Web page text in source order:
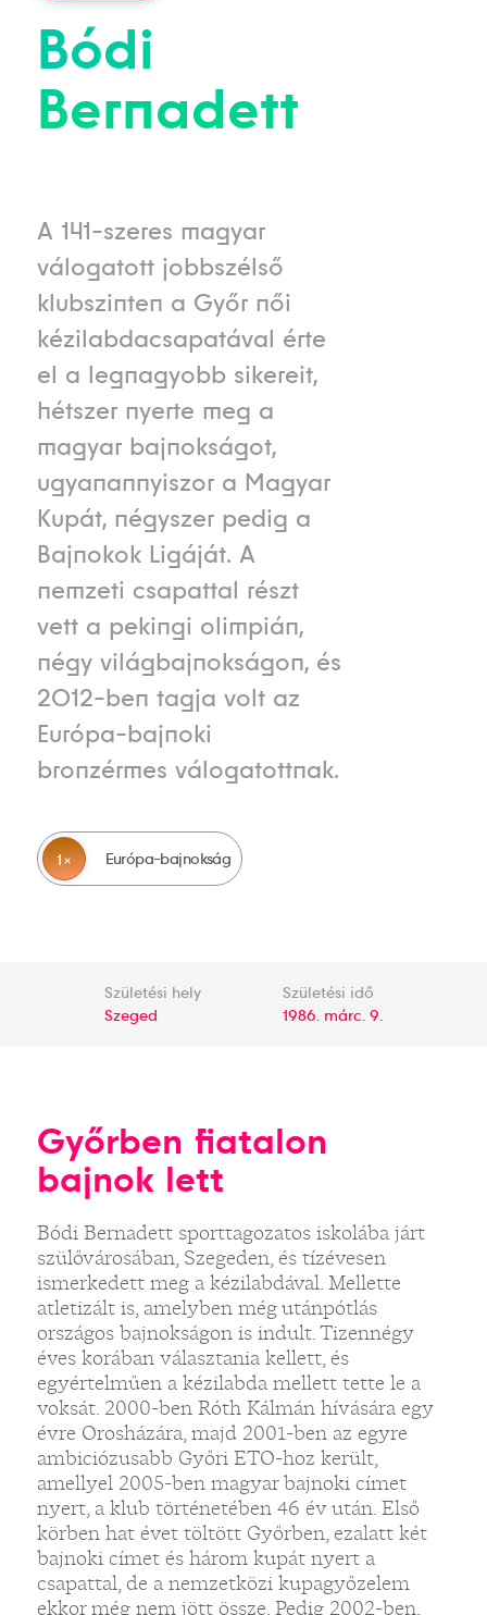
Bódi
Bernadett
A 141-szeres magyar
válogatott jobbszélső
klubszinten a Győr női
kézilabdacsapatával érte
el a legnagyobb sikereit,
hétszer nyerte meg a
magyar bajnokságot,
ugyanannyiszor a Magyar
Kupát, négyszer pedig a
Bajnokok Ligáját. A
nemzeti csapattal részt
vett a pekingi olimpián,
négy világbajnokságon, és
2012-ben tagja volt az
Európa-bajnoki
bronzérmes válogatottnak.
1 Európa-bajnokság
Születési hely
Szeged
Születési idő
1986. márc. 9.
Győrben fiatalon
bajnok lett
Bódi Bernadett sporttagozatos iskolába járt
szülővárosában, Szegeden, és tízévesen
ismerkedett meg a kézilabdával. Mellette
atletizált is, amelyben még utánpótlás
országos bajnokságon is indult. Tizennégy
éves korában választania kellett, és
egyértelműen a kézilabda mellett tette le a
voksát. 2000-ben Róth Kálmán hívására egy
évre Orosházára, majd 2001-ben az egyre
ambiciózusabb Győri ETO-hoz került,
amellyel 2005-ben magyar bajnoki címet
nyert, a klub történetében 46 év után. Első
körben hat évet töltött Győrben, ezalatt két
bajnoki címet és három kupát nyert a
csapattal, de a nemzetközi kupagyőzelem
ekkor még nem jött össze. Pedig 2002-ben,